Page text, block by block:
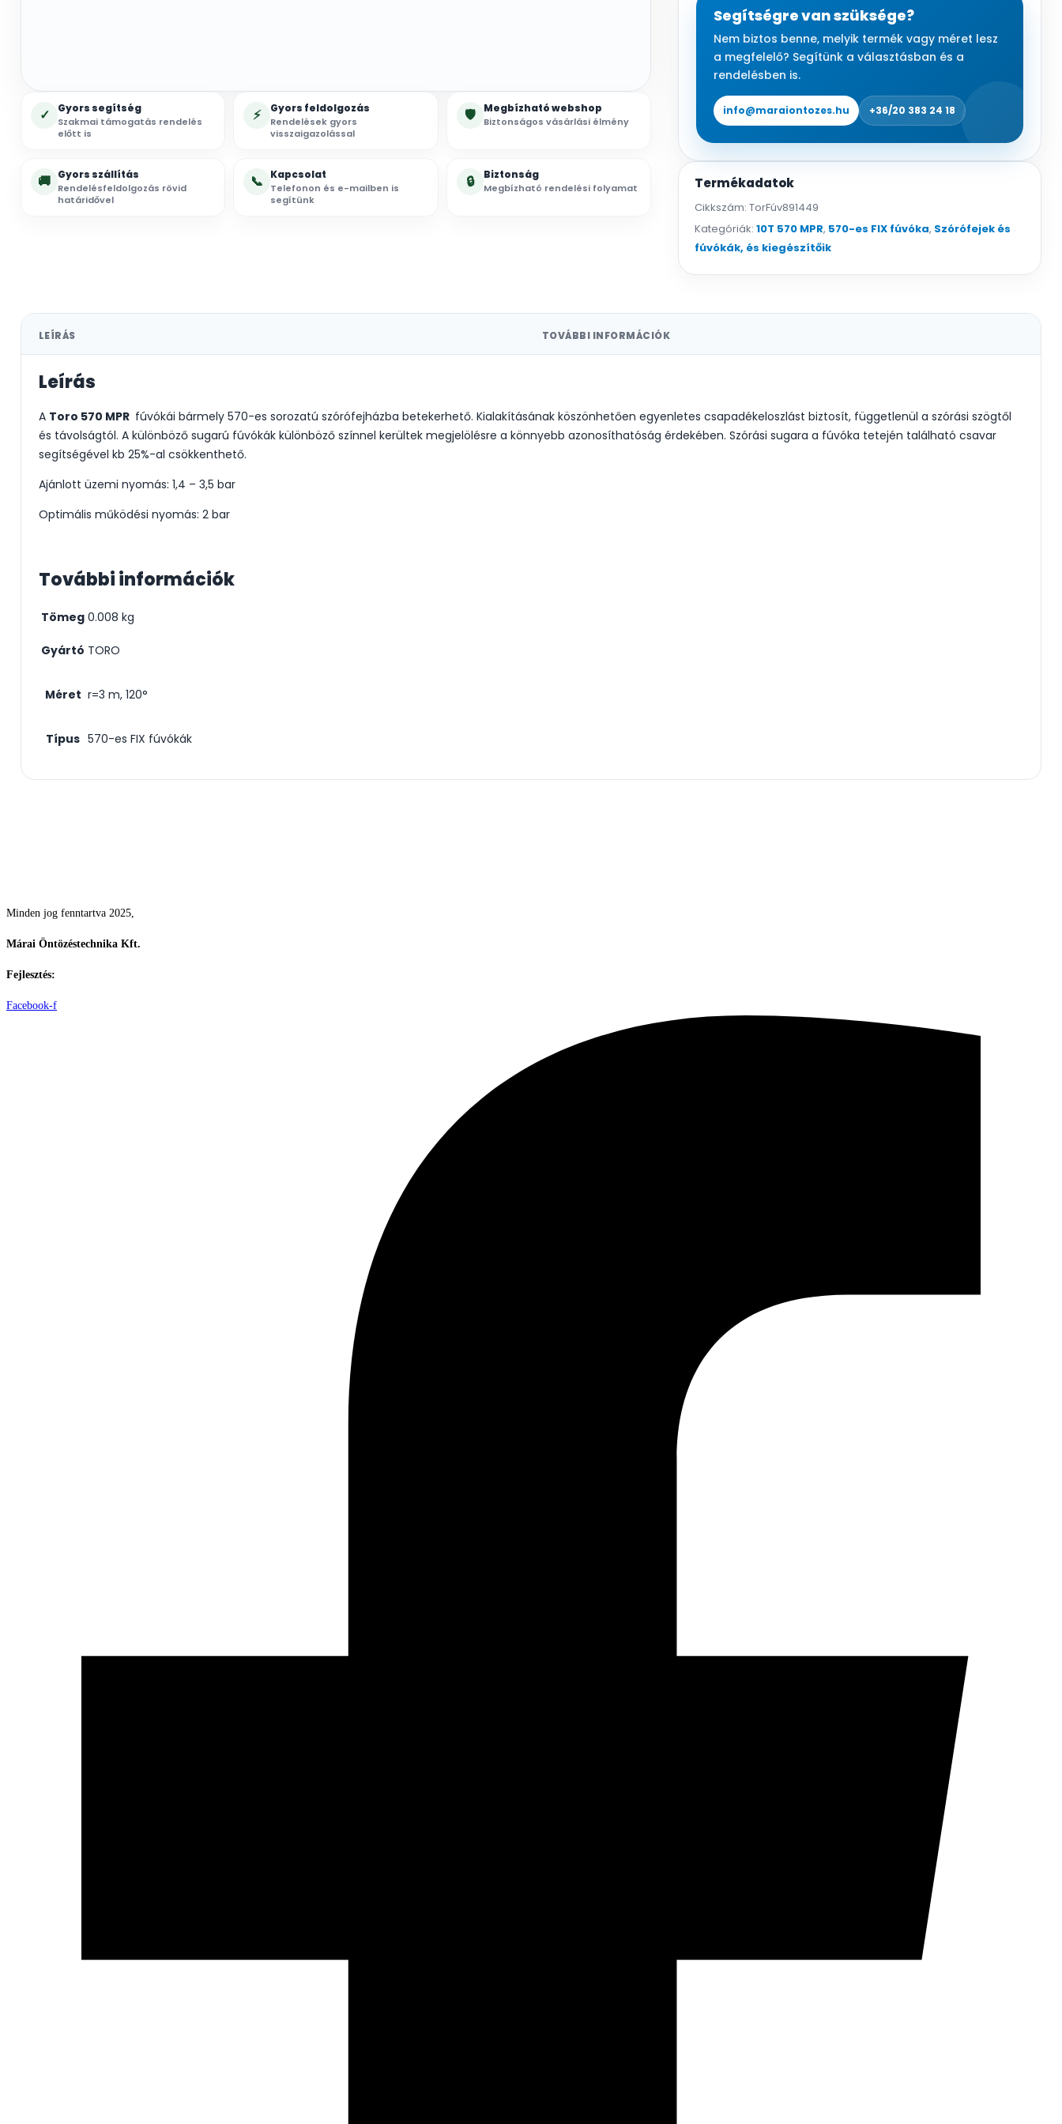
✓ Gyors segítség
Szakmai támogatás rendelés
előtt is
⚡ Gyors feldolgozás
Rendelések gyors
visszaigazolással
🛡 Megbízható webshop
Biztonságos vásárlási élmény
🚚 Gyors szállítás
Rendelésfeldolgozás rövid
határidővel
📞 Kapcsolat
Telefonon és e-mailben is
segítünk
🔒 Biztonság
Megbízható rendelési folyamat
fúvóka,
120°,
Segítségre van szüksége?
Nem biztos benne, melyik termék vagy méret lesz
a megfelelő? Segítünk a választásban és a
rendelésben is.
info@maraiontozes.hu +36/20 383 24 18
Termékadatok
Cikkszám: TorFúv891449
Kategóriák: 10T 570 MPR, 570-es FIX fúvóka, Szórófejek és
fúvókák, és kiegészítőik
LEÍRÁS TOVÁBBI INFORMÁCIÓK
Leírás
A Toro 570 MPR fúvókái bármely 570-es sorozatú szórófejházba betekerhető. Kialakításának köszönhetően egyenletes csapadékeloszlást biztosít, függetlenül a szórási szögtől
és távolságtól. A különböző sugarú fúvókák különböző színnel kerültek megjelölésre a könnyebb azonosíthatóság érdekében. Szórási sugara a fúvóka tetején található csavar
segítségével kb 25%-al csökkenthető.
Ajánlott üzemi nyomás: 1,4 – 3,5 bar
Optimális működési nyomás: 2 bar
További információk
Tömeg 0.008 kg
Gyártó TORO
Méret r=3 m, 120°
Típus 570-es FIX fúvókák
Minden jog fenntartva 2025,
Márai Öntözéstechnika Kft.
Fejlesztés:
Facebook-f